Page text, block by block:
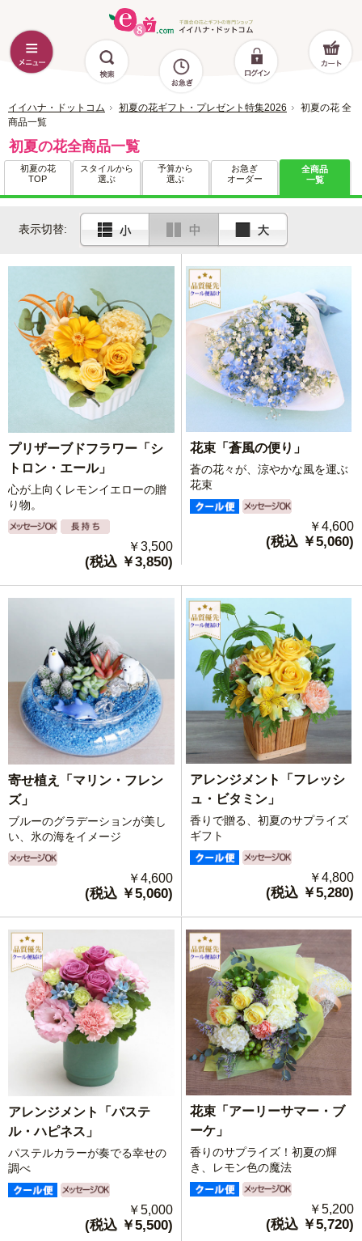
イイハナ・ドットコム 初夏の花ギフト・プレゼント特集2026
初夏の花 全
商品一覧
初夏の花全商品一覧
初夏の花
TOP
スタイルから
選ぶ
予算から
選ぶ
お急ぎ
オーダー
全商品
一覧
表示切替:
プリザーブドフラワー「シ
トロン・エール」
心が上向くレモンイエローの贈
り物。
￥3,500
(税込 ￥3,850)
花束「蒼風の便り」
蒼の花々が、涼やかな風を運ぶ
花束
￥4,600
(税込 ￥5,060)
寄せ植え「マリン・フレン
ズ」
ブルーのグラデーションが美し
い、氷の海をイメージ
￥4,600
(税込 ￥5,060)
アレンジメント「フレッシ
ュ・ビタミン」
香りで贈る、初夏のサプライズ
ギフト
￥4,800
(税込 ￥5,280)
アレンジメント「パステ
ル・ハピネス」
パステルカラーが奏でる幸せの
調べ
￥5,000
(税込 ￥5,500)
花束「アーリーサマー・ブ
ーケ」
香りのサプライズ！初夏の輝
き、レモン色の魔法
￥5,200
(税込 ￥5,720)